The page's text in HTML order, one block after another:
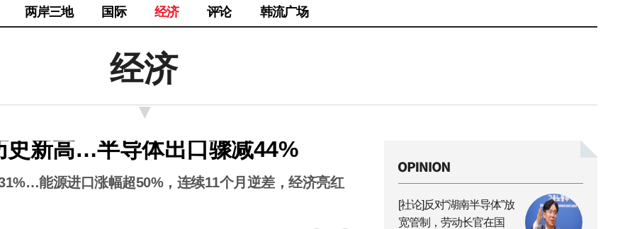
两岸三地 国际 经济 评论 韩流广场
经济
史新高…半导体出口骤减44%
能源进口涨幅超50%，连续11个月逆差，经济亮红
[社论]反对“湖南半导体”放
宽管制，劳动长官在国